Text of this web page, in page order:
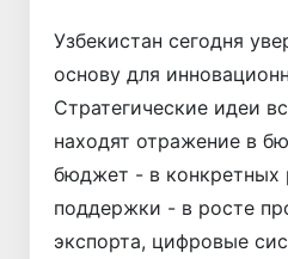
Узбекистан сегодня
основу для
Стратегические идеи
находят отражение в
бюджет - в конкретных
поддержки - в росте
экспорта, цифровые